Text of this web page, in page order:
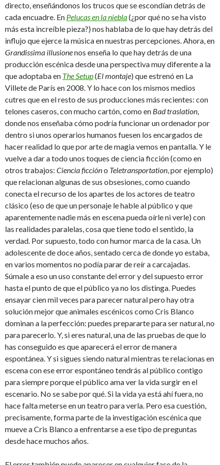
directo, enseñándonos los trucos que se escondían detrás de
cada encuadre. En Pelucas en la niebla(¿por qué no se ha visto
más esta increíble pieza?) nos hablaba de lo que hay detrás del
influjo que ejerce la música en nuestras percepciones. Ahora, en
Grandissima illusionenos enseña lo que hay detrás de una
producción escénica desde una perspectiva muy diferente a la
que adoptaba en The Setup(El montaje) que estrenó en La
Villete de París en 2008. Y lo hace con los mismos medios
cutres que en el resto de sus producciones más recientes: con
telones caseros, con mucho cartón, como en Bad traslation,
donde nos enseñaba cómo podría funcionar un ordenador por
dentro si unos operarios humanos fuesen los encargados de
hacer realidad lo que por arte de magia vemos en pantalla. Y le
vuelve a dar a todo unos toques de ciencia ficción (como en
otros trabajos: Ciencia ficcióno Teletransportation, por ejemplo)
que relacionan algunas de sus obsesiones, como cuando
conecta el recurso de los apartes de los actores de teatro
clásico (eso de que un personaje le hable al público y que
aparentemente nadie más en escena pueda oírle ni verle) con
las realidades paralelas, cosa que tiene todo el sentido, la
verdad. Por supuesto, todo con humor marca de la casa. Un
adolescente de doce años, sentado cerca de donde yo estaba,
en varios momentos no podía parar de reír a carcajadas.
Súmale a eso un uso constante del error y del supuesto error
hasta el punto de que el público ya no los distinga. Puedes
ensayar cien mil veces para parecer natural pero hay otra
solución mejor que animales escénicos como Cris Blanco
dominan a la perfección: puedes prepararte para ser natural, no
para parecerlo. Y, si eres natural, una de las pruebas de que lo
has conseguido es que aparecerá el error de manera
espontánea. Y si sigues siendo natural mientras te relacionas en
escena con ese error espontáneo tendrás al público contigo
para siempre porque el público ama ver la vida surgir en el
escenario. No se sabe por qué. Si la vida ya está ahí fuera, no
hace falta meterse en un teatro para verla. Pero esa cuestión,
precisamente, forma parte de la investigación escénica que
mueve a Cris Blanco a enfrentarse a ese tipo de preguntas
desde hace muchos años.